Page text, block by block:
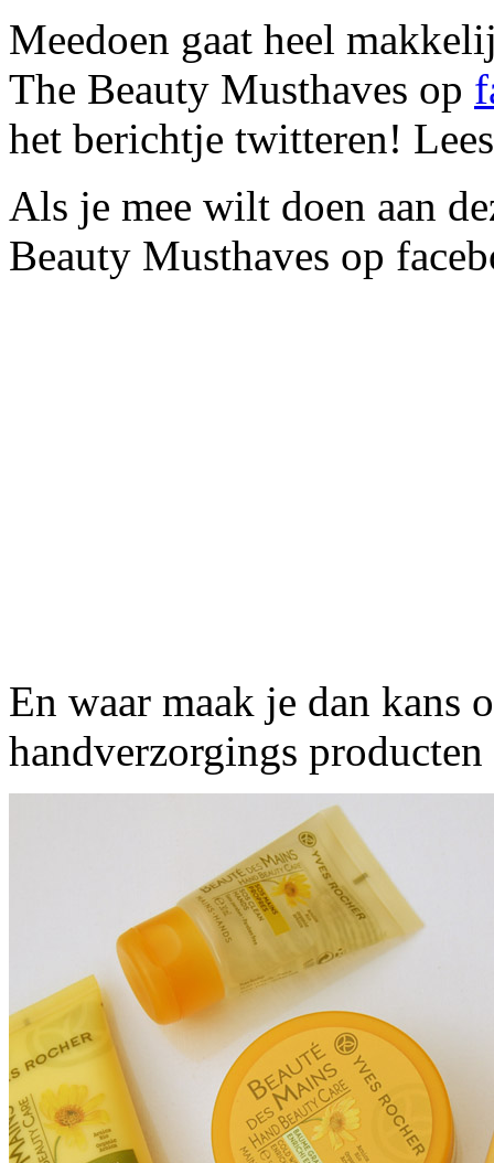
Meedoen gaat heel
The Beauty Musthaves op
het berichtje twitteren!
Als je mee wilt doen aan
Beauty Musthaves op
En waar maak je dan kans
handverzorgings